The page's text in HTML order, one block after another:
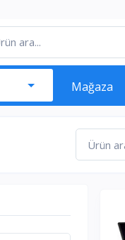
Mağaza